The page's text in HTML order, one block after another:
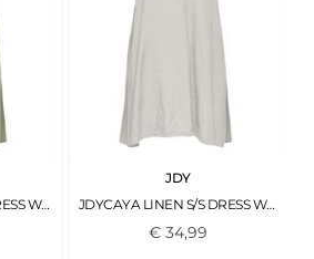
JDYCAYA LINEN S/S DRESS WVN NOOS LAUREL OAK
JDY
JDYCAYA LINEN S/S DRESS WVN NOOS MOONBEAM
€34,99